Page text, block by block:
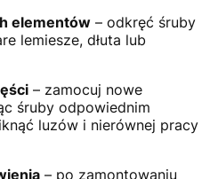
elementów – odkręć śruby
lemiesze, dłuta lub
– zamocuj nowe
śruby odpowiednim
luzów i nierównej pracy
– po zamontowaniu